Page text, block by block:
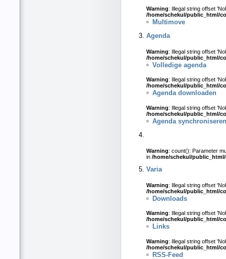
Warning: Illegal string offset
/home/schekul/public_html/
Multimove
Agenda
Warning: Illegal string offset
/home/schekul/public_html/
Volledige agenda
Warning: Illegal string offset
/home/schekul/public_html/
Agenda downloaden
Warning: Illegal string offset
/home/schekul/public_html/
Agenda synchroniseren
Warning: count(): Parameter
in /home/schekul/
Varia
Warning: Illegal string offset
/home/schekul/public_html/
Downloads
Warning: Illegal string offset
/home/schekul/public_html/
Links
Warning: Illegal string offset
/home/schekul/public_html/
RSS-Feed